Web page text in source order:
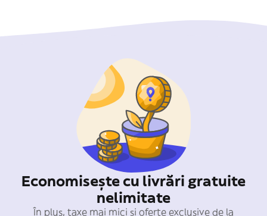
Economisește cu livrări gratuite
nelimitate
În plus, taxe mai mici și oferte exclusive de la